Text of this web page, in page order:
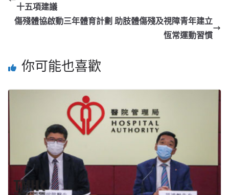
十五項建議
傷殘體協啟動三年體育計劃 助肢體傷殘及視障青年建立
恆常運動習慣
你可能也喜歡